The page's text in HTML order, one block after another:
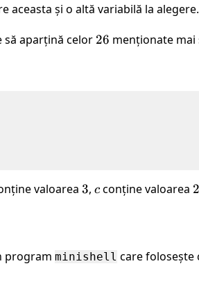
aceasta și o altă variabilă la alegere.
să aparțină celor 26
26 menționate mai
valoarea 3
3, c
c conține valoarea 2
2
program minishell care folosește